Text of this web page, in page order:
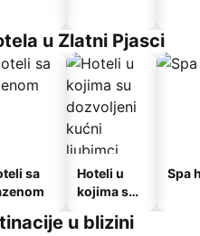
u Zlatni Pjasci
sa
Hoteli u
kojima su
kućni
Spa
u blizini